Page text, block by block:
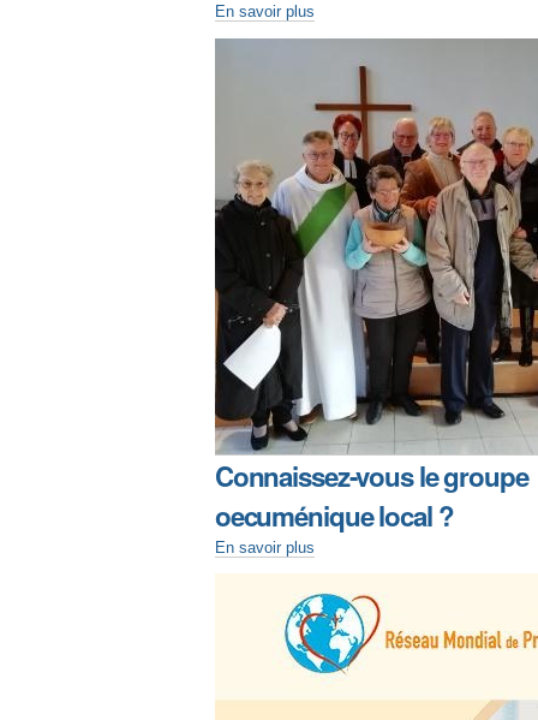
En savoir plus
Connaissez-vous le groupe
oecuménique local ?
En savoir plus